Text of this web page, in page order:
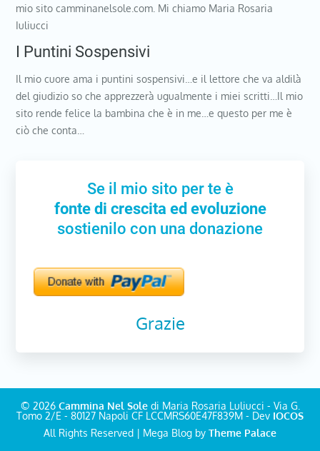
mio sito camminanelsole.com. Mi chiamo Maria Rosaria
Iuliucci
I Puntini Sospensivi
Il mio cuore ama i puntini sospensivi…e il lettore che va aldilà
del giudizio so che apprezzerà ugualmente i miei scritti…Il mio
sito rende felice la bambina che è in me…e questo per me è
ciò che conta…
Se il mio sito per te è
fonte di crescita ed evoluzione
sostienilo con una donazione
Grazie
© 2026 Cammina Nel Soledi Maria Rosaria Luliucci - Via G.
Tomo 2/E - 80127 Napoli CF LCCMRS60E47F839M - Dev IOCOS
All Rights Reserved | Mega Blog by Theme Palace